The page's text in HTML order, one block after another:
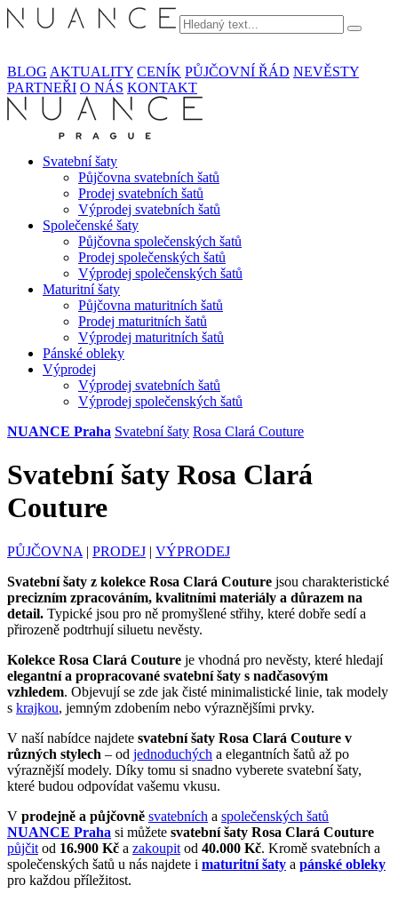
BLOG AKTUALITY CENÍK PŮJČOVNÍ ŘÁD NEVĚSTY
PARTNEŘI O NÁS KONTAKT
Svatební šaty
Půjčovna svatebních šatů
Prodej svatebních šatů
Výprodej svatebních šatů
Společenské šaty
Půjčovna společenských šatů
Prodej společenských šatů
Výprodej společenských šatů
Maturitní šaty
Půjčovna maturitních šatů
Prodej maturitních šatů
Výprodej maturitních šatů
Pánské obleky
Výprodej
Výprodej svatebních šatů
Výprodej společenských šatů
NUANCE Praha Svatební šaty Rosa Clará Couture
Svatební šaty Rosa Clará
Couture
PŮJČOVNA | PRODEJ | VÝPRODEJ
Svatební šaty z kolekce Rosa Clará Couture jsou charakteristické
precizním zpracováním, kvalitními materiály a důrazem na
detail. Typické jsou pro ně promyšlené střihy, které dobře sedí a
přirozeně podtrhují siluetu nevěsty.
Kolekce Rosa Clará Couture je vhodná pro nevěsty, které hledají
elegantní a propracované svatební šaty s nadčasovým
vzhledem. Objevují se zde jak čisté minimalistické linie, tak modely
s krajkou, jemným zdobením nebo výraznějšími prvky.
V naší nabídce najdete svatební šaty Rosa Clará Couture v
různých stylech – od jednoduchých a elegantních šatů až po
výraznější modely. Díky tomu si snadno vyberete svatební šaty,
které budou odpovídat vašemu vkusu.
V prodejně a půjčovně svatebních a společenských šatů
NUANCE Praha si můžete svatební šaty Rosa Clará Couture
půjčit od 16.900 Kč a zakoupit od 40.000 Kč. Kromě svatebních a
společenských šatů u nás najdete i maturitní šaty a pánské obleky
pro každou příležitost.